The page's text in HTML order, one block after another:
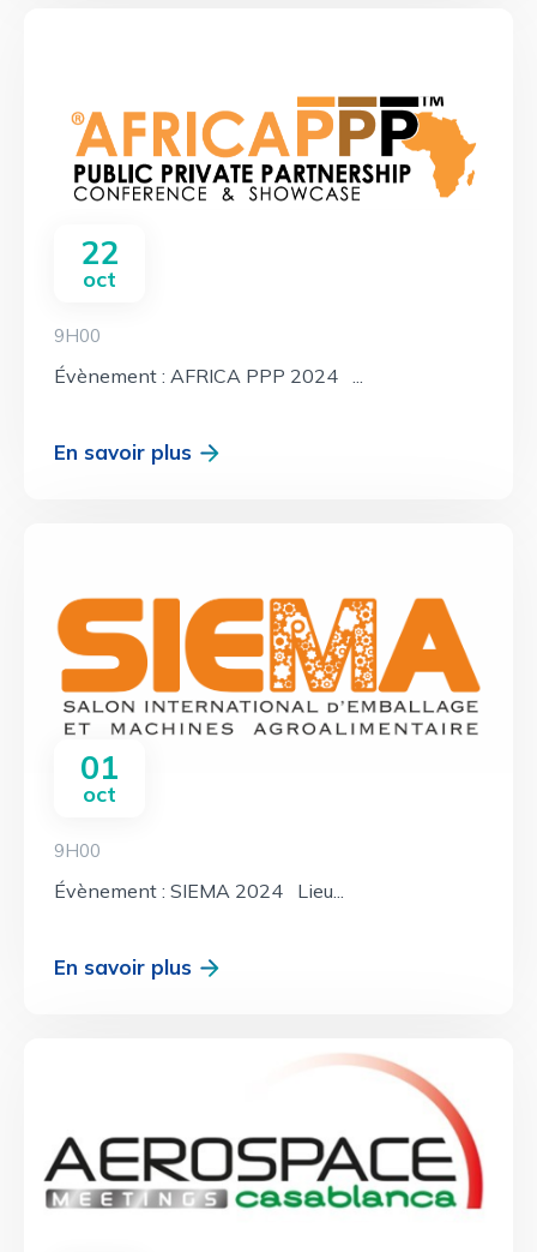
22
oct
9H00
Évènement : AFRICA PPP 2024 ...
En savoir plus
01
oct
9H00
Évènement : SIEMA 2024 Lieu...
En savoir plus